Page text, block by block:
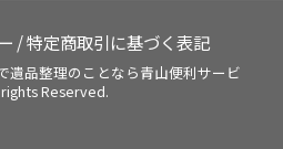
/特定商取引に基づく表記
遺品整理のことなら青山便利サービ
Reserved.